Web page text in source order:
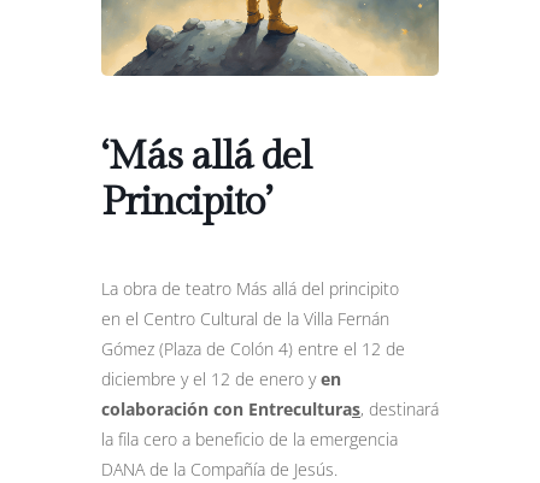
‘Más allá del
Principito’
La obra de teatro Más allá del principito
en el Centro Cultural de la Villa Fernán
Gómez (Plaza de Colón 4) entre el 12 de
diciembre y el 12 de enero yen
colaboración con Entreculturas, destinará
la fila cero a beneficio de la emergencia
DANA de la Compañía de Jesús.